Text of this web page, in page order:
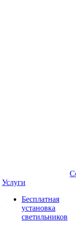
Услуги
Бесплатная
установка
светильников